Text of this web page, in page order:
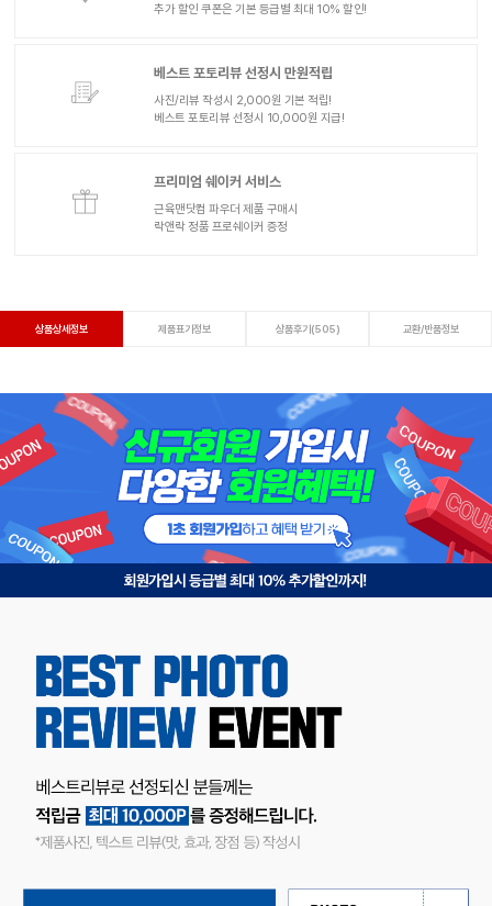
추가 할인 쿠폰은 기본 등급별 최대 10% 할인!
베스트 포토리뷰 선정시 만원적립
사진/리뷰 작성시 2,000원 기본 적립!
베스트 포토리뷰 선정시 10,000원 지급!
프리미엄 쉐이커 서비스
근육맨닷컴 파우더 제품 구매시
락앤락 정품 프로쉐이커 증정
상품상세정보 제품표기정보 상품후기(505) 교환/반품정보